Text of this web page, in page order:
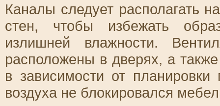
Каналы следует располагать
стен, чтобы избежать
излишней влажности.
расположены в дверях, а
в зависимости от
воздуха не блокировался